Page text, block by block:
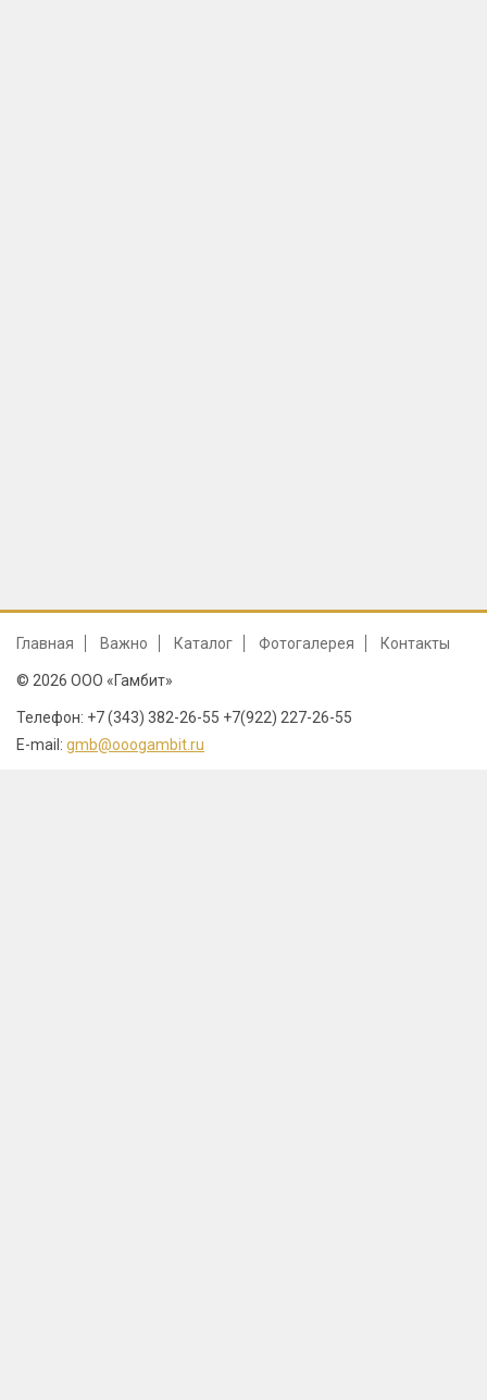
Главная Важно Каталог Фотогалерея Контакты
© 2026 ООО «Гамбит»
Телефон: +7 (343) 382-26-55 +7(922) 227-26-55
E-mail: gmb@ooogambit.ru